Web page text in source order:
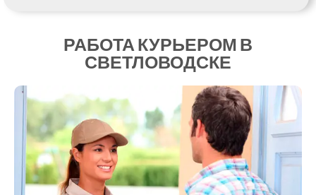
РАБОТА КУРЬЕРОМ В
СВЕТЛОВОДСКЕ
Кобеляки
Коцюбинское
Конотоп
Коростень
Корсунь-Шевченковский
Костополь
Ковель